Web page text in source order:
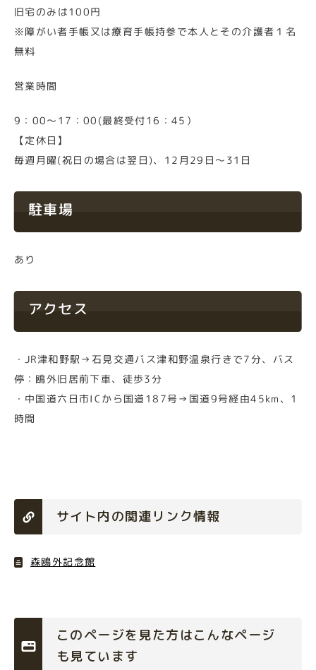
旧宅のみは100円
※障がい者手帳又は療育手帳持参で本人とその介護者１名
無料
営業時間
9：00～17：00(最終受付16：45）
【定休日】
毎週月曜(祝日の場合は翌日)、12月29日～31日
駐車場
あり
アクセス
・JR津和野駅→石見交通バス津和野温泉行きで7分、バス
停：鴎外旧居前下車、徒歩3分
・中国道六日市ICから国道187号→国道9号経由45km、1
時間
サイト内の関連リンク情報
森鴎外記念館
このページを見た方はこんなページ
も見ています